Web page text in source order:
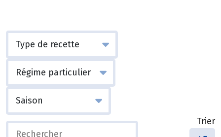
Trier